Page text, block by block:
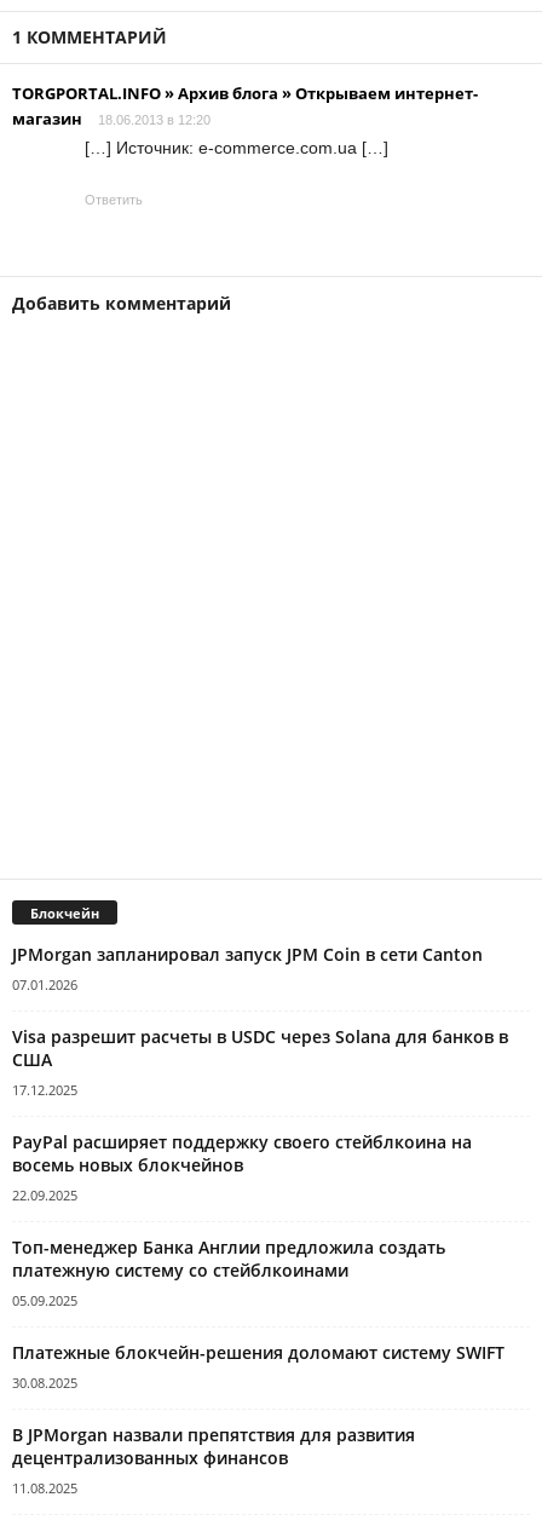
1 КОММЕНТАРИЙ
TORGPORTAL.INFO » Архив блога » Открываем интернет-
магазин
18.06.2013 в 12:20
[…] Источник: e-commerce.com.ua […]
Ответить
Добавить комментарий
Блокчейн
JPMorgan запланировал запуск JPM Coin в сети Canton
07.01.2026
Visa разрешит расчеты в USDC через Solana для банков в
США
17.12.2025
PayPal расширяет поддержку своего стейблкоина на
восемь новых блокчейнов
22.09.2025
Топ-менеджер Банка Англии предложила создать
платежную систему со стейблкоинами
05.09.2025
Платежные блокчейн-решения доломают систему SWIFT
30.08.2025
В JPMorgan назвали препятствия для развития
децентрализованных финансов
11.08.2025